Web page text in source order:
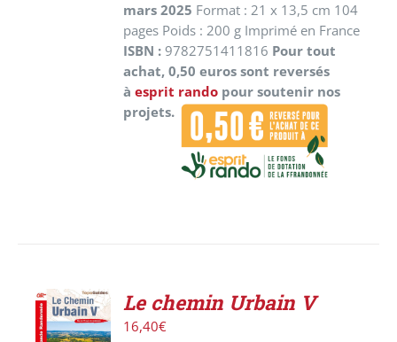
mars 2025 Format : 21 x 13,5 cm 104
pages Poids : 200 g Imprimé en France
ISBN : 9782751411816 Pour tout
achat, 0,50 euros sont reversés
àesprit rando pour soutenir nos
projets.
AJOUTER
AU
Le chemin Urbain V
16,40€